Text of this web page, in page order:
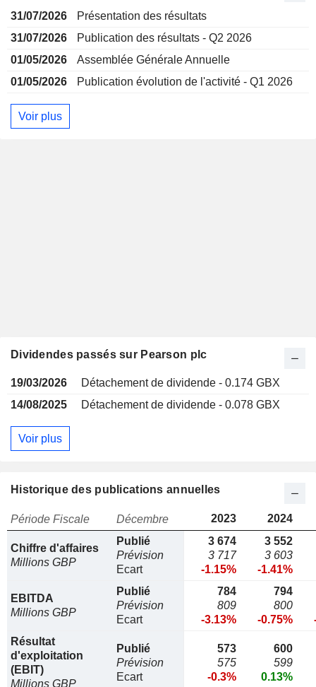
31/07/2026
Présentation des résultats
31/07/2026
Publication des résultats - Q2 2026
01/05/2026
Assemblée Générale Annuelle
01/05/2026
Publication évolution de l'activité - Q1 2026
Voir plus
Dividendes passés sur Pearson plc
19/03/2026
Détachement de dividende - 0.174 GBX
14/08/2025
Détachement de dividende - 0.078 GBX
Voir plus
Historique des publications annuelles
Période Fiscale Décembre 2023 2024
Chiffre d'affaires
Millions GBP
Publié
Prévision
Ecart
3 674
3 717
-1.15%
3 552
3 603
-1.41%
EBITDA
Millions GBP
Publié
Prévision
Ecart
784
809
-3.13%
794
800
-0.75%
Résultat
d'exploitation
(EBIT)
Millions GBP
Publié
Prévision
Ecart
573
575
-0.3%
600
599
0.13%